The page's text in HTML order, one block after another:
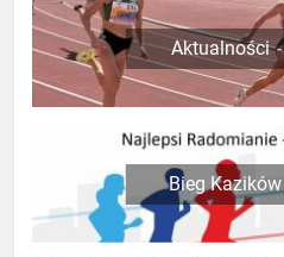
Aktualności
Bieg Kazików